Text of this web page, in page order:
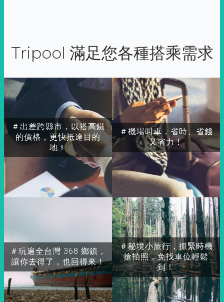
Tripool 滿足您各種搭乘需求
＃出差跨縣市，以搭高鐵
的價格，更快抵達目的
地！
＃玩遍全台灣 368 鄉鎮，
讓你去得了，也回得來！
＃秘境小旅行，抓緊時機
搶拍照，免找車位輕鬆
到！
＃機場叫車，省時、省錢
又省力！